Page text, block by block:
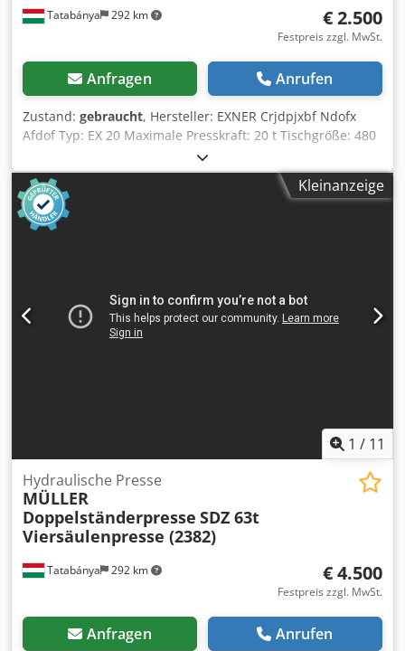
Tatabánya 292 km € 2.500
Festpreis zzgl. MwSt.
Anfragen Anrufen
Zustand: gebraucht, Hersteller: EXNER Crjdpjxbf Ndofx
Afdof Typ: EX 20 Maximale Presskraft: 20 t Tischgröße: 480
x 350 mm Maximale Werkzeughöhe: 230 mm
Kleinanzeige
1 / 11
Tatabánya 292 km
Hydraulische Presse
MÜLLER
Doppelständerpresse SDZ 63t
Viersäulenpresse (2382)
€ 4.500
Festpreis zzgl. MwSt.
Anfragen Anrufen